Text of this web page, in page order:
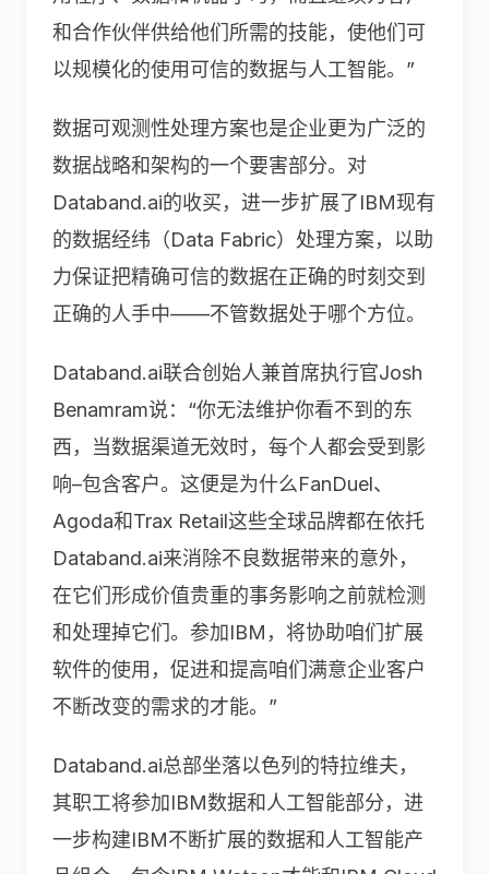
和合作伙伴供给他们所需的技能，使他们可
以规模化的使用可信的数据与人工智能。”
数据可观测性处理方案也是企业更为广泛的
数据战略和架构的一个要害部分。对
Databand.ai的收买，进一步扩展了IBM现有
的数据经纬（Data Fabric）处理方案，以助
力保证把精确可信的数据在正确的时刻交到
正确的人手中——不管数据处于哪个方位。
Databand.ai联合创始人兼首席执行官Josh
Benamram说：“你无法维护你看不到的东
西，当数据渠道无效时，每个人都会受到影
响–包含客户。这便是为什么FanDuel、
Agoda和Trax Retail这些全球品牌都在依托
Databand.ai来消除不良数据带来的意外，
在它们形成价值贵重的事务影响之前就检测
和处理掉它们。参加IBM，将协助咱们扩展
软件的使用，促进和提高咱们满意企业客户
不断改变的需求的才能。”
Databand.ai总部坐落以色列的特拉维夫，
其职工将参加IBM数据和人工智能部分，进
一步构建IBM不断扩展的数据和人工智能产